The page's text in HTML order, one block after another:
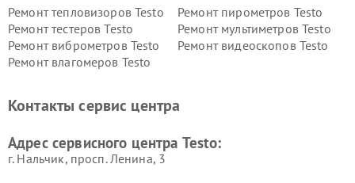
Ремонт тепловизоров Testo
Ремонт пирометров Testo
Ремонт тестеров Testo
Ремонт мультиметров Testo
Ремонт виброметров Testo
Ремонт видеоскопов Testo
Ремонт влагомеров Testo
Контакты сервис центра
Адрес сервисного центра Testo:
г. Нальчик, просп. Ленина, 3